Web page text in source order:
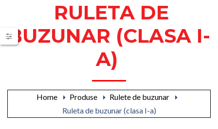
RULETA DE
BUZUNAR (CLASA I-
A)
Home Produse
Rulete de buzunar
Ruleta de buzunar (clasa I-a)